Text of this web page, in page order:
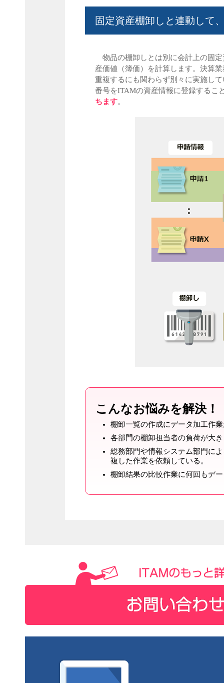
固定資産棚卸しと連動して
物品の棚卸しとは別に会計上の固
産価値（簿価）を計算します。決算
重複するにも関わらず別々に実施し
番号をITAMの資産情報に登録するこ
ちます。
こんなお悩みを解決！
棚卸一覧の作成にデータ加工作
各部門の棚卸担当者の負荷が大
総務部門や情報システム部門に
複した作業を依頼している。
棚卸結果の比較作業に何回もデ